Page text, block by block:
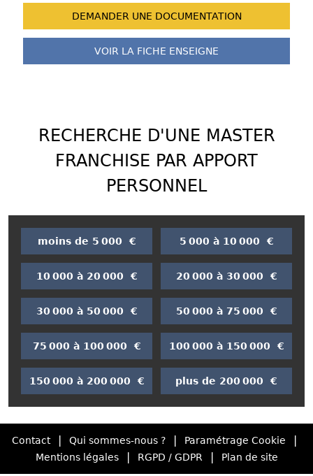
DEMANDER UNE DOCUMENTATION
VOIR LA FICHE ENSEIGNE
RECHERCHE D'UNE MASTER
FRANCHISE PAR APPORT
PERSONNEL
moins de 5 000 € 5 000 à 10 000 €
10 000 à 20 000 € 20 000 à 30 000 €
30 000 à 50 000 € 50 000 à 75 000 €
75 000 à 100 000 € 100 000 à 150 000 €
150 000 à 200 000 € plus de 200 000 €
Contact | Qui sommes-nous ? | Paramétrage Cookie |
Mentions légales | RGPD / GDPR | Plan de site